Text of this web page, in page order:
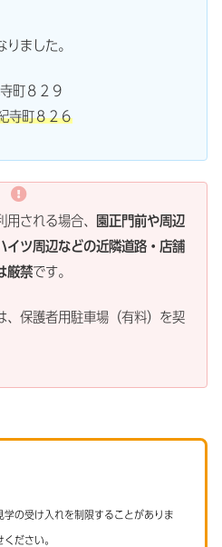
ました。
町８２９
寺町８２６
される場合、
園正門前や周辺
イツ周辺などの近隣道路・店舗
厳禁です。
、保護者用駐車場（有料）を契
の受け入れを制限することがありま
ださい。